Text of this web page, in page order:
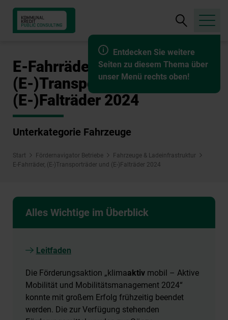
Entdecken Sie weitere
Seiten zu diesem Thema über
unser Menü rechts oben!
Suche
öffnen
E-Fahrräder,
(E-)Transporträder und
(E-)Falträder 2024
Unterkategorie Fahrzeuge
Start Fördernavigator Betriebe
Fahrzeuge & Ladeinfrastruktur
E-Fahrräder, (E-)Transporträder und (E-)Falträder 2024
Alles Wichtige im Überblick
Leitfaden
Die Förderungsaktion „klimaaktiv mobil – Aktive
Mobilität und Mobilitätsmanagement 2024“
konnte mit großem Erfolg frühzeitig beendet
werden. Die zur Verfügung stehenden